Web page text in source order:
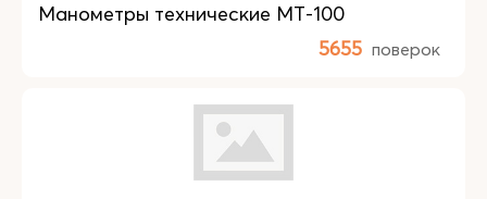
Манометры технические МТ-100
5655 поверок